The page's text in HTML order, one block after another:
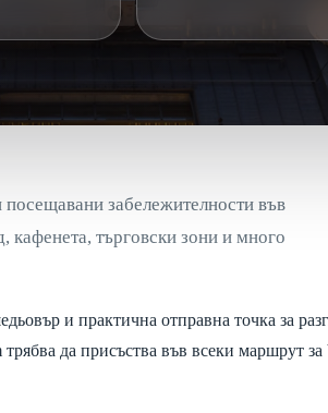
посещавани забележителности във
кафенета, търговски зони и много
и практична отправна точка за
да присъства във всеки маршрут за